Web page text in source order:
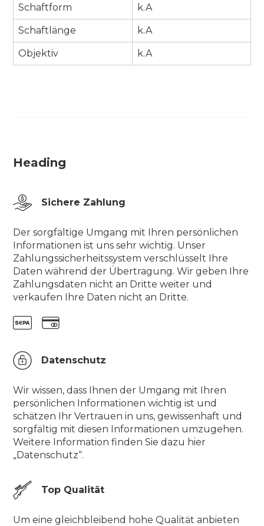
Schaftform k.A
Schaftlänge k.A
Objektiv k.A
Heading
Sichere Zahlung
Der sorgfältige Umgang mit Ihren persönlichen
Informationen ist uns sehr wichtig. Unser
Zahlungssicherheitssystem verschlüsselt Ihre
Daten während der Übertragung. Wir geben Ihre
Zahlungsdaten nicht an Dritte weiter und
verkaufen Ihre Daten nicht an Dritte.
Datenschutz
Wir wissen, dass Ihnen der Umgang mit Ihren
persönlichen Informationen wichtig ist und
schätzen Ihr Vertrauen in uns, gewissenhaft und
sorgfältig mit diesen Informationen umzugehen.
Weitere Information finden Sie dazu hier
„Datenschutz“.
Top Qualität
Um eine gleichbleibend hohe Qualität anbieten